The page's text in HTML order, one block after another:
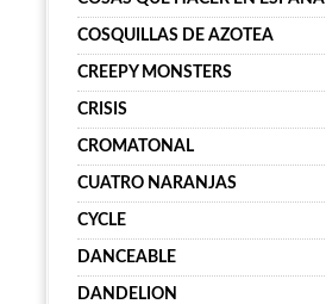
COSQUILLAS DE AZOTEA
CREEPY MONSTERS
CRISIS
CROMATONAL
CUATRO NARANJAS
CYCLE
DANCEABLE
DANDELION